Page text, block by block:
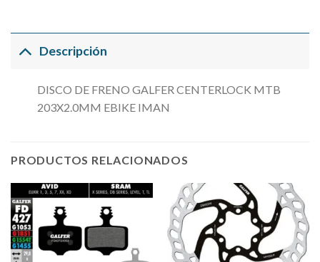
Descripción
DISCO DE FRENO GALFER CENTERLOCK MTB
203X2.0MM EBIKE IMAN
PRODUCTOS RELACIONADOS